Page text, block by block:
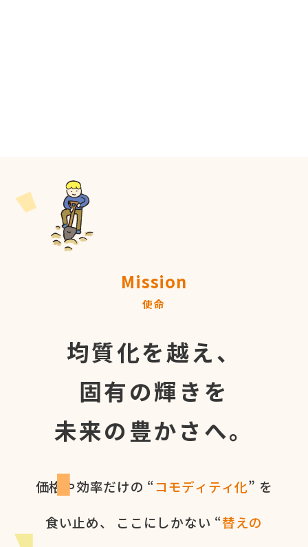
Mission
使命
均質化を越え、
固有の輝きを
未来の豊かさへ。
価格や​効率だけの​ “コモディティ化” を​
食い​止め、
ここに​しかない​ “替えの​